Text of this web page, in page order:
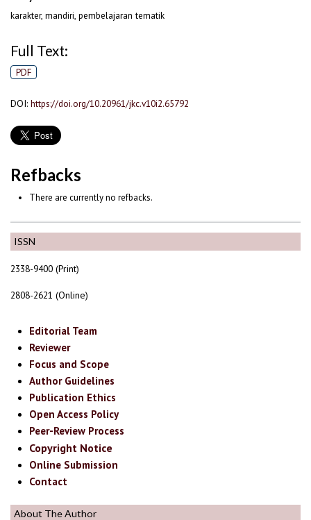
ISSN
2338-9400 (Print)
2808-2621 (Online)
Editorial Team
Reviewer
Focus and Scope
Author Guidelines
Publication Ethics
Open Access Policy
Peer-Review Process
Copyright Notice
Online Submission
Contact
About The Author
karakter, mandiri, pembelajaran tematik
Full Text:
PDF
DOI: https://doi.org/10.20961/jkc.v10i2.65792
Refbacks
There are currently no refbacks.